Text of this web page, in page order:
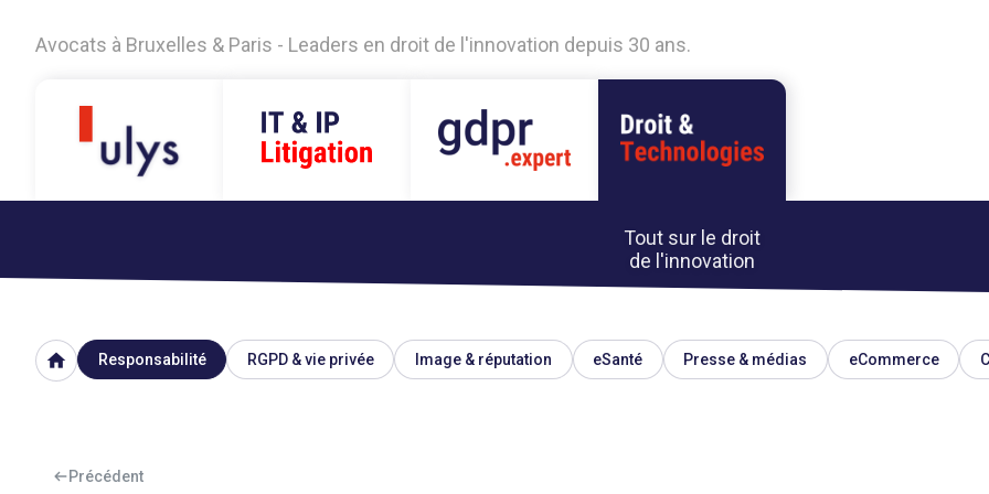
Avocats à Bruxelles & Paris - Leaders en droit de l'innovation depuis 30 ans.
Tout sur le droit
de l'innovation
home Responsabilité RGPD & vie privée Image & réputation eSanté Presse & médias eCommerce
Précédent